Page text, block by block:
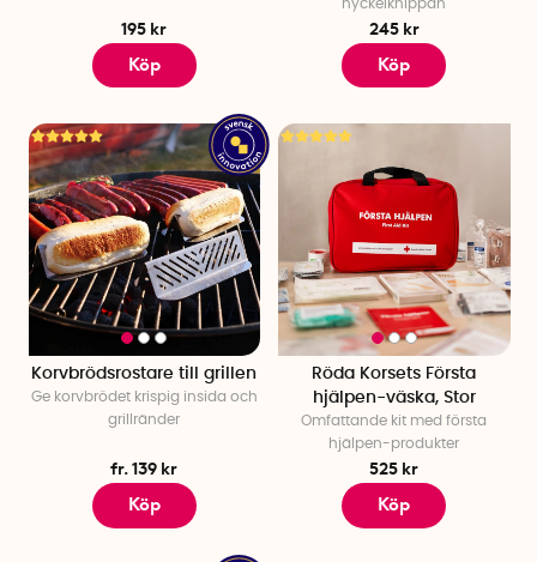
195 kr
Köp
nyckelknippan
245 kr
Köp
Korvbrödsrostare till grillen
Ge korvbrödet krispig insida och
grillränder
fr. 139 kr
Köp
Röda Korsets Första
hjälpen-väska, Stor
Omfattande kit med första
hjälpen-produkter
525 kr
Köp